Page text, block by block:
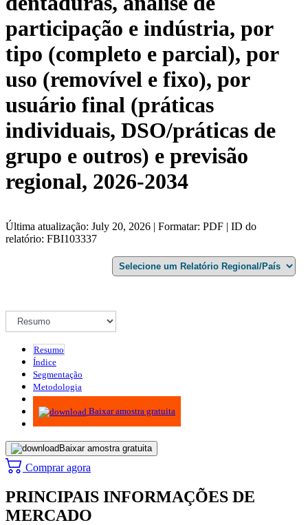
participação e indústria, por
tipo (completo e parcial), por
uso (removível e fixo), por
usuário final (práticas
individuais, DSO/práticas de
grupo e outros) e previsão
regional, 2026-2034
Última atualização: July 20, 2026 | Formatar: PDF | ID do
relatório: FBI103337
Resumo
Índice
Segmentação
Metodologia
Infográficos
Baixar amostra gratuita
Baixar amostra gratuita
Comprar agora
PRINCIPAIS INFORMAÇÕES DE
MERCADO